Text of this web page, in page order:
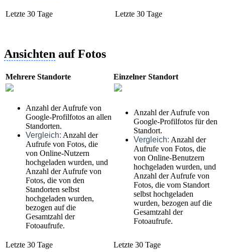
Letzte 30 Tage Letzte 30 Tage
Ansichten auf Fotos
Mehrere Standorte Einzelner Standort
Anzahl der Aufrufe von
Google-Profilfotos an allen
Standorten.
Vergleich: Anzahl der
Aufrufe von Fotos, die
von Online-Nutzern
hochgeladen wurden, und
Anzahl der Aufrufe von
Fotos, die von den
Standorten selbst
hochgeladen wurden,
bezogen auf die
Gesamtzahl der
Fotoaufrufe.
Anzahl der Aufrufe von
Google-Profilfotos für den
Standort.
Vergleich: Anzahl der
Aufrufe von Fotos, die
von Online-Benutzern
hochgeladen wurden, und
Anzahl der Aufrufe von
Fotos, die vom Standort
selbst hochgeladen
wurden, bezogen auf die
Gesamtzahl der
Fotoaufrufe.
Letzte 30 Tage Letzte 30 Tage